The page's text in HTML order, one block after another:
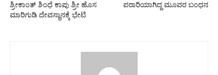
ಶ್ರೀಕಾಂತ್ ಶಿಂಧೆ ಕಾಪು ಶ್ರೀ ಹೊಸ
ಮಾರಿಗುಡಿ ದೇವಸ್ಥಾನಕ್ಕೆ ಭೇಟಿ
ಪರಾರಿಯಾಗಿದ್ದ ಮೂವರ ಬಂಧನ